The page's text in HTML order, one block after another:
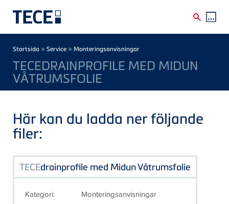
Breadcrumb
Startsida » Service » Monteringsanvisningar
TECEDRAINPROFILE MED MIDUN
VÅTRUMSFOLIE
Här kan du ladda ner följande
filer:
TECEdrainprofile med Midun Våtrumsfolie
Kategori: Monteringsanvisningar